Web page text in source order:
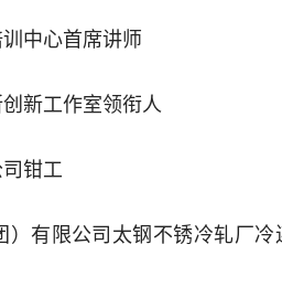
中心首席讲师
新工作室领衔人
钳工
）有限公司太钢不锈冷轧厂冷